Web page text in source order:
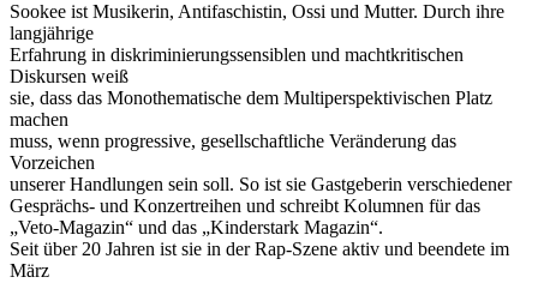
Sookee ist Musikerin, Antifaschistin, Ossi und Mutter. Durch ihre
langjährige
Erfahrung in diskriminierungssensiblen und machtkritischen
Diskursen weiß
sie, dass das Monothematische dem Multiperspektivischen Platz
machen
muss, wenn progressive, gesellschaftliche Veränderung das
Vorzeichen
unserer Handlungen sein soll. So ist sie Gastgeberin verschiedener
Gesprächs- und Konzertreihen und schreibt Kolumnen für das
„Veto-Magazin“ und das „Kinderstark Magazin“.
Seit über 20 Jahren ist sie in der Rap-Szene aktiv und beendete im
März